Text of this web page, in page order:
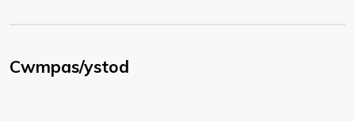
Cwmpas/ystod